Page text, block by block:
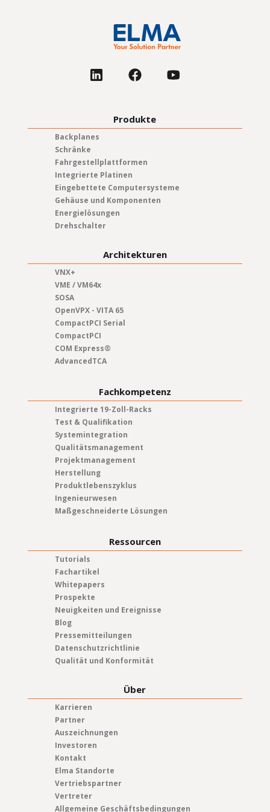
Produkte
Backplanes
Schränke
Fahrgestellplattformen
Integrierte Platinen
Eingebettete Computersysteme
Gehäuse und Komponenten
Energielösungen
Drehschalter
Architekturen
VNX+
VME / VM64x
SOSA
OpenVPX - VITA 65
CompactPCI Serial
CompactPCI
COM Express®
AdvancedTCA
Fachkompetenz
Integrierte 19-Zoll-Racks
Test & Qualifikation
Systemintegration
Qualitätsmanagement
Projektmanagement
Herstellung
Produktlebenszyklus
Ingenieurwesen
Maßgeschneiderte Lösungen
Ressourcen
Tutorials
Fachartikel
Whitepapers
Prospekte
Neuigkeiten und Ereignisse
Blog
Pressemitteilungen
Datenschutzrichtlinie
Qualität und Konformität
Über
Karrieren
Partner
Auszeichnungen
Investoren
Kontakt
Elma Standorte
Vertriebspartner
Vertreter
Allgemeine Geschäftsbedingungen